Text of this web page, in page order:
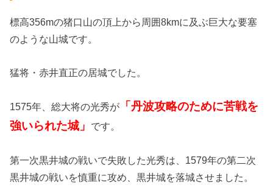
標高356mの猪口山の頂上から周囲8kmに及ぶ巨大な要塞
のような山城です。
猛将・赤井直正の居城でした。
1575年、総大将の光秀が
「丹波攻略のために苦戦を
強いられた城」
です。
第一次黒井城の戦いで失敗した光秀は、1579年の第二次
黒井城の戦いを慎重に攻め、黒井城を落城させました。